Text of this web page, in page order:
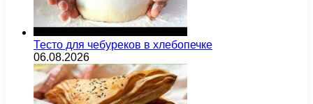
Тесто для чебуреков в хлебопечке
06.08.2026